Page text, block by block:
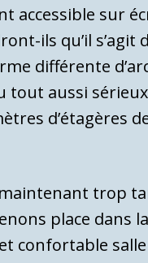
accessible sur
ils qu’il s’agit
différente
tout aussi
d’étagères
trop
place dans la
confortable